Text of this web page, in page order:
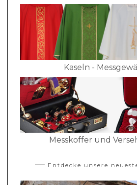
Kaseln -
Messkoffer und
Entdecke unsere